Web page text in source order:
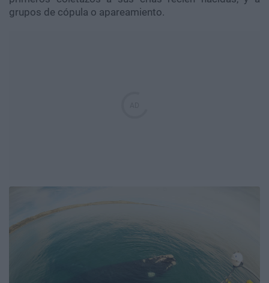
grupos de cópula o apareamiento.